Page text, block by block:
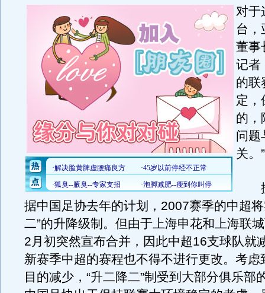
对于
台，
董事
记者
的联
定，
的，
问题
关。”
据
据中国足协去年的计划，2007赛季的中超
二”的升降级制。但由于上海申花和上海联
2月初突然宣布合并，因此中超16支球队就
新赛季中超的赛程也不得不进行更改。考虑
目的减少，“升二降二”制受到大部分俱乐部